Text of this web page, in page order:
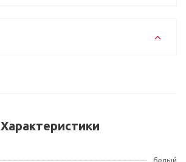
Характеристики
белый